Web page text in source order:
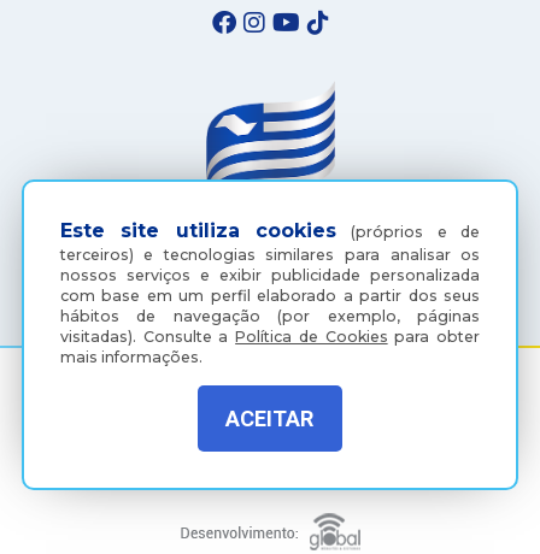
Este site utiliza cookies (próprios e de
terceiros) e tecnologias similares para analisar os
nossos serviços e exibir publicidade personalizada
com base em um perfil elaborado a partir dos seus
hábitos de navegação (por exemplo, páginas
visitadas). Consulte aPolítica de Cookies para obter
mais informações.
ACEITAR
(18) 3607-6500
Rua Coelho Neto, 73, Vila São Paulo, Araçatuba - SP, CEP: